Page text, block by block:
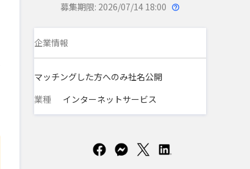
募集期限: 2026/07/14 18:00
企業情報
マッチングした方へのみ社名公開
業種
インターネットサービス